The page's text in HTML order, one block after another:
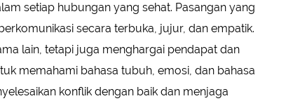
setiap hubungan yang sehat. Pasangan yang
secara terbuka, jujur, dan empatik.
lain, tetapi juga menghargai pendapat dan
memahami bahasa tubuh, emosi, dan bahasa
konflik dengan baik dan menjaga